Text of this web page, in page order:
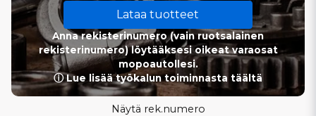
Lataa tuotteet
Anna rekisterinumero (vain ruotsalainen
rekisterinumero) löytääksesi oikeat varaosat
mopoautollesi.
ⓘ Lue lisää työkalun toiminnasta täältä
Näytä rek.numero